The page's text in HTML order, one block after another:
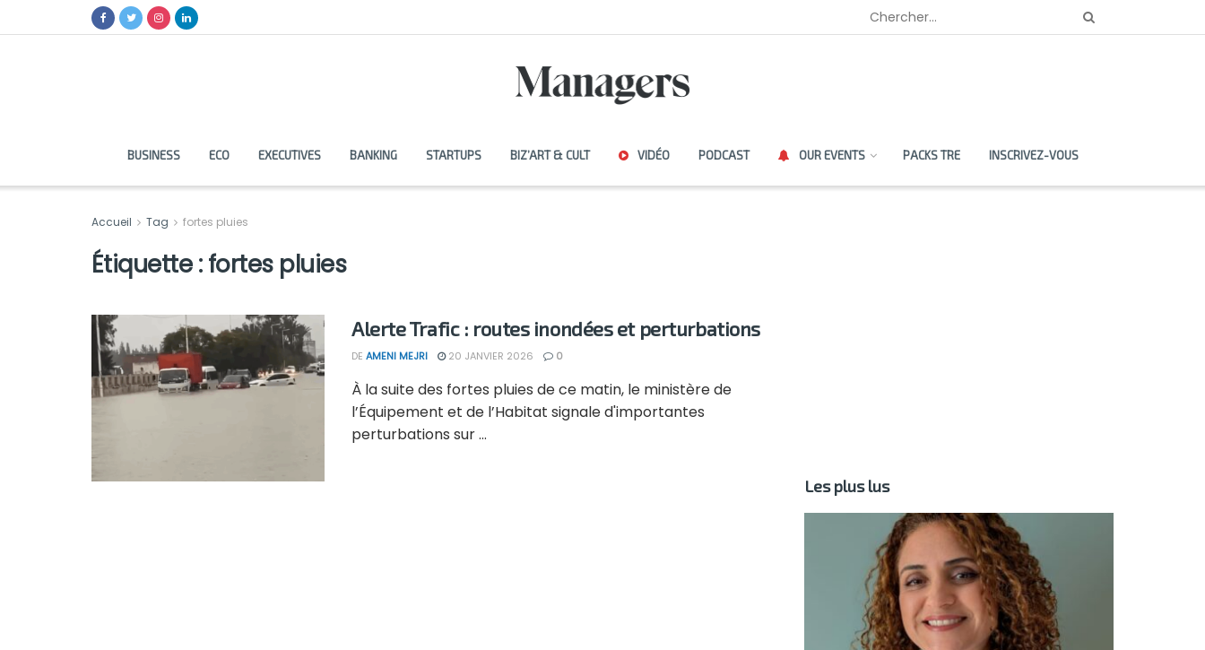
BUSINESS ECO EXECUTIVES BANKING STARTUPS BIZ’ART & CULT VIDÉO PODCAST OUR EVENTS PACKS TRE INSCRIVEZ-VOUS
Accueil Tag fortes pluies
Étiquette :fortes pluies
Alerte Trafic : routes inondées et perturbations
DE AMENI MEJRI 20 JANVIER 2026 0
À la suite des fortes pluies de ce matin, le ministère de
l’Équipement et de l’Habitat signale d'importantes
perturbations sur ...
Les plus lus